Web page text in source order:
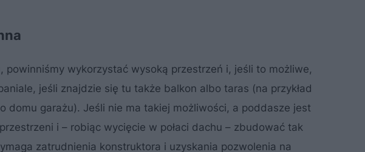
wykorzystać wysoką przestrzeń i, jeśli to możliwe,
jeśli znajdzie się tu także balkon albo taras (na przykład
domu garażu). Jeśli nie ma takiej możliwości, a poddasze jest
i – robiąc wycięcie w połaci dachu – zbudować tak
zatrudnienia konstruktora i uzyskania pozwolenia na